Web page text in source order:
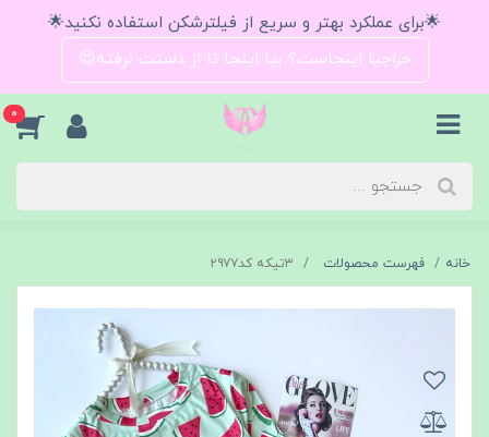
🌟برای عملکرد بهتر و سریع از فیلترشکن استفاده نکنید🌟
حراجیا اینجاست؟ بیا اینجا تا از دستت نرفته😍
0
خانه فهرست محصولات ۳تیکه کد۲۹۷۷